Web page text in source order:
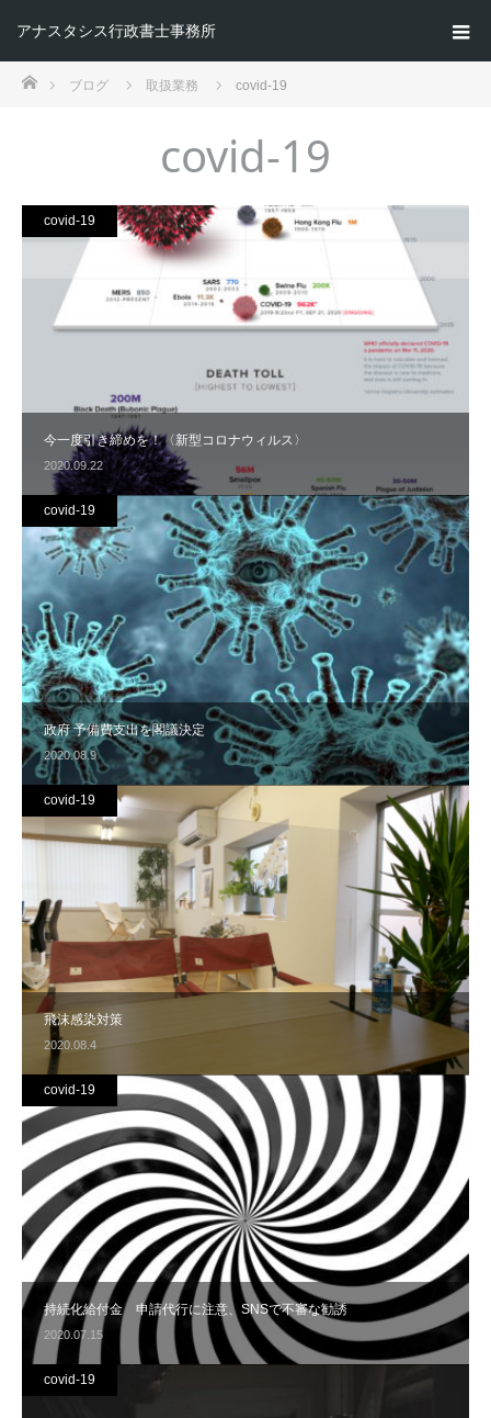
アナスタシス行政書士事務所
ホームブログ 取扱業務 covid-19
covid-19
今一度引き締めを！〈新型コロナウィルス〉
2020.09.22
covid-19
政府 予備費支出を閣議決定
2020.08.9
covid-19
飛沫感染対策
2020.08.4
covid-19
持続化給付金 申請代行に注意、SNSで不審な勧誘
2020.07.15
covid-19
covid-19